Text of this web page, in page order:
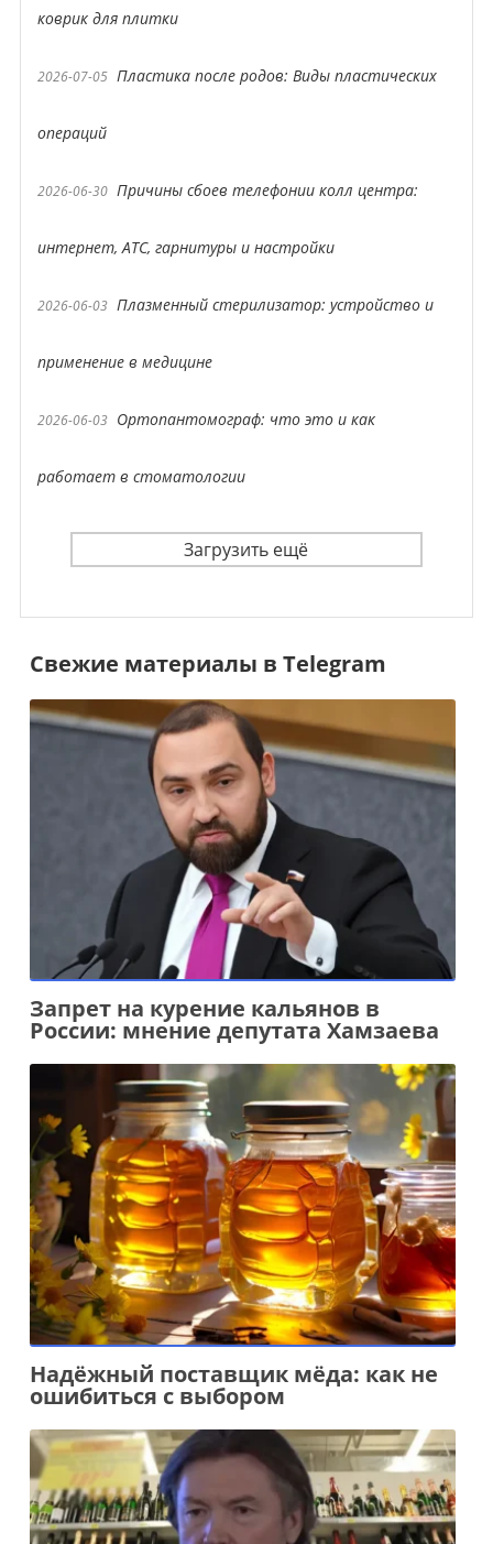
коврик для плитки
2026-07-05 Пластика после родов: Виды пластических
операций
2026-06-30 Причины сбоев телефонии колл центра:
интернет, АТС, гарнитуры и настройки
2026-06-03 Плазменный стерилизатор: устройство и
применение в медицине
2026-06-03 Ортопантомограф: что это и как
работает в стоматологии
Загрузить ещё
Свежие материалы в Telegram
Запрет на курение кальянов в
России: мнение депутата Хамзаева
Надёжный поставщик мёда: как не
ошибиться с выбором